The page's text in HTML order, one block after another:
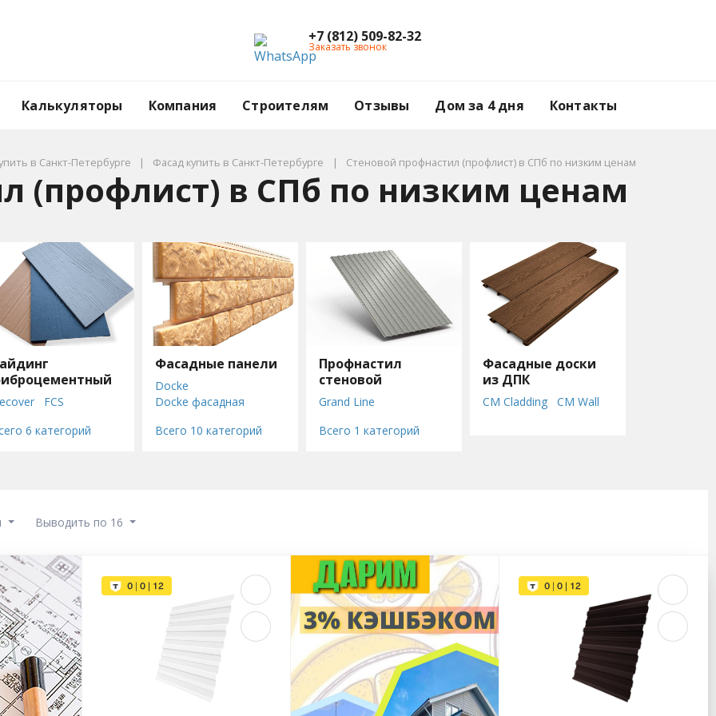
+7 (812) 509-82-32
Заказать звонок
Калькуляторы Компания Строителям Отзывы Дом за 4 дня Контакты
в Санкт-Петербурге Фасад купить в Санкт-Петербурге Стеновой профнастил (профлист) в СПб по низким ценам
(профлист) в СПб по низким ценам
FCS
Фибратек
6 категорий
Фасадные панели
Docke
Docke фасадная
Я-Фасад Grand Line
Всего 10 категорий
Профнастил
стеновой
(профлист)
Grand Line
Всего 1 категорий
Фасадные доски
из ДПК
CM Cladding
CM Wall
Выводить по 16